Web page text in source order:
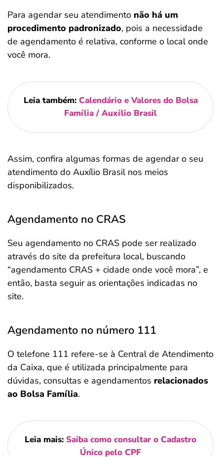
Para agendar seu atendimento não há um
procedimento padronizado, pois a necessidade
de agendamento é relativa, conforme o local onde
você mora.
Leia também: Calendário e Valores do Bolsa
Família / Auxílio Brasil
Assim, confira algumas formas de agendar o seu
atendimento do Auxílio Brasil nos meios
disponibilizados.
Agendamento no CRAS
Seu agendamento no CRAS pode ser realizado
através do site da prefeitura local, buscando
“agendamento CRAS + cidade onde você mora”, e
então, basta seguir as orientações indicadas no
site.
Agendamento no número 111
O telefone 111 refere-se à Central de Atendimento
da Caixa, que é utilizada principalmente para
dúvidas, consultas e agendamentos relacionados
ao Bolsa Família.
Leia mais: Saiba como consultar o Cadastro
Único pelo CPF